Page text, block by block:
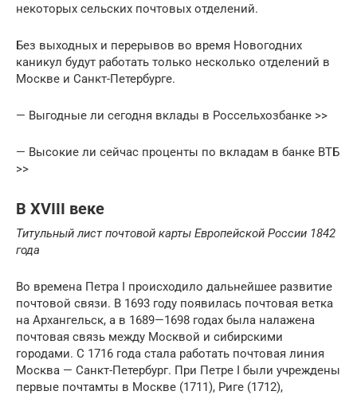
некоторых сельских почтовых отделений.
Без выходных и перерывов во время Новогодних
каникул будут работать только несколько отделений в
Москве и Санкт-Петербурге.
— Выгодные ли сегодня вклады в Россельхозбанке >>
— Высокие ли сейчас проценты по вкладам в банке ВТБ
>>
В XVIII веке
Титульный лист почтовой карты Европейской России 1842
года
Во времена Петра I происходило дальнейшее развитие
почтовой связи. В 1693 году появилась почтовая ветка
на Архангельск, а в 1689—1698 годах была налажена
почтовая связь между Москвой и сибирскими
городами. С 1716 года стала работать почтовая линия
Москва — Санкт-Петербург. При Петре I были учреждены
первые почтамты в Москве (1711), Риге (1712),